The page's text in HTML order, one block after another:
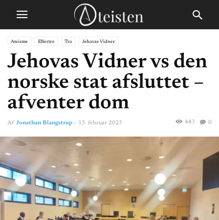
Ateisme Eftertro Tro Jehovas Vidner
Jehovas Vidner vs den
norske stat afsluttet –
afventer dom
Af Jonathan Blangstrup - 15. februar 2025 0
443